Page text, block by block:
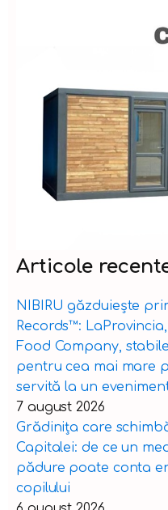
Articole
NIBIRU găzduiește
Records™️:
Food Company,
pentru cea mai mare
servită la un
7 august 2026
Grădinița care
Capitalei: de ce un
pădure poate conta
copilului